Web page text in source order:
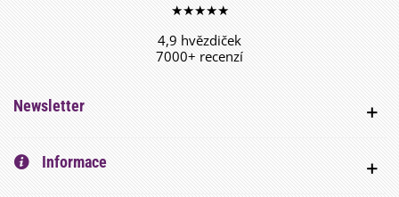
★★★★★
4,9 hvězdiček
7000+ recenzí
Newsletter
Informace